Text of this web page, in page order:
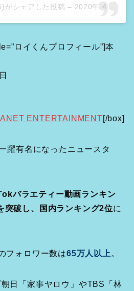
がシェアした投稿 – 2020年 4月月21日午後11時16分PDT
ロイくんプロフィール”]本
ENTERTAINMENT[/box]
躍有名になったニュースタ
バラエティー動画ランキン
突破し、国内ランキング2位に
フォロワー数は65万人以上 。
日「家事ヤロウ」やTBS「林